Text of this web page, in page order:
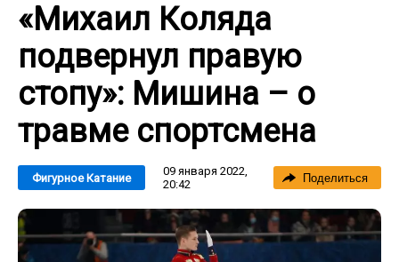
«Михаил Коляда
подвернул правую
стопу»: Мишина – о
травме спортсмена
Фигурное Катание
09 января 2022,
20:42
Поделиться